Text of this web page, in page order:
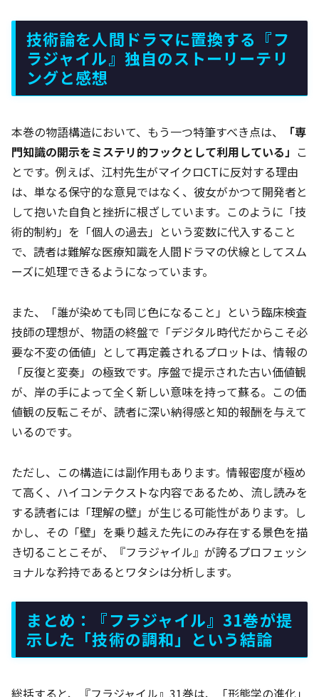
技術論を人間ドラマに置換する『フ
ラジャイル』独自のストーリーテリ
ングと感想
本巻の物語構造において、もう一つ特筆すべき点は、
「専
門知識の開示をミステリ的フックとして利用している」 こ
とです。例えば、江村先生がマイクロCTに反対する理由
は、単なる保守的な意見ではなく、彼女がかつて開発者と
して抱いた自負と挫折に根ざしています。このように「技
術的制約」を「個人の過去」という変数に代入すること
で、読者は難解な医療知識を人間ドラマの伏線としてスム
ーズに処理できるようになっています。
また、「誰が染めても同じ色になること」という臨床検査
技師の理想が、物語の終盤で「デジタル時代だからこそ必
要な不変の価値」として再定義されるプロットは、情報の
「反復と変奏」の極致です。序盤で提示された古い価値観
が、岸の手によって全く新しい意味を持って蘇る。この価
値観の反転こそが、読者に深い納得感と知的報酬を与えて
いるのです。
ただし、この構造には副作用もあります。情報密度が極め
て高く、ハイコンテクストな内容であるため、流し読みを
する読者には「理解の壁」が生じる可能性があります。し
かし、その「壁」を乗り越えた先にのみ存在する景色を描
き切ることこそが、『フラジャイル』が誇るプロフェッシ
ョナルな矜持であるとワタシは分析します。
まとめ：『フラジャイル』31巻が提
示した「技術の調和」という結論
総括すると、『フラジャイル』31巻は、「形態学の進化」